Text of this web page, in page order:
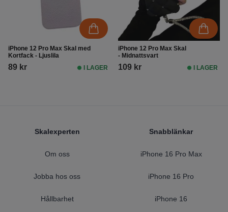
iPhone 12 Pro Max Skal med
Kortfack - Ljuslila
89 kr I LAGER
iPhone 12 Pro Max Skal
- Midnattsvart
109 kr I LAGER
Skalexperten
Om oss
Jobba hos oss
Hållbarhet
Snabblänkar
iPhone 16 Pro Max
iPhone 16 Pro
iPhone 16